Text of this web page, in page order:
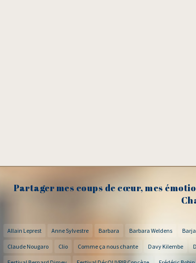
Partager mes coups de cœur, mes
Allain Leprest Anne Sylvestre Barbara Barbara Weldens
Claude Nougaro Clio Comme ça nous chante Davy Kilembe